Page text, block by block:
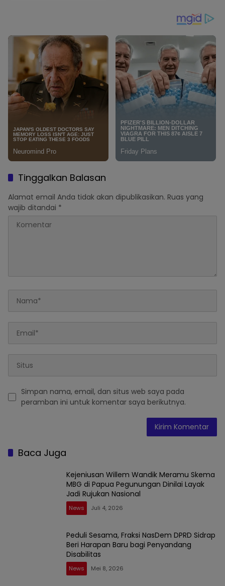
Tinggalkan Balasan
Alamat email Anda tidak akan dipublikasikan. Ruas yang
wajib ditandai *
Simpan nama, email, dan situs web saya pada
peramban ini untuk komentar saya berikutnya.
Baca Juga
Kejeniusan Willem Wandik Meramu Skema
MBG di Papua Pegunungan Dinilai Layak
Jadi Rujukan Nasional
News Juli 4, 2026
Peduli Sesama, Fraksi NasDem DPRD Sidrap
Beri Harapan Baru bagi Penyandang
Disabilitas
News Mei 8, 2026